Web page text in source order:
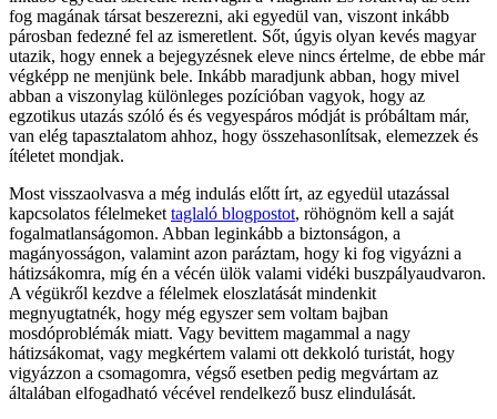
fog magának társat beszerezni, aki egyedül van, viszont inkább
párosban fedezné fel az ismeretlent. Sőt, úgyis olyan kevés magyar
utazik, hogy ennek a bejegyzésnek eleve nincs értelme, de ebbe már
végképp ne menjünk bele. Inkább maradjunk abban, hogy mivel
abban a viszonylag különleges pozícióban vagyok, hogy az
egzotikus utazás szóló és és vegyespáros módját is próbáltam már,
van elég tapasztalatom ahhoz, hogy összehasonlítsak, elemezzek és
ítéletet mondjak.
Most visszaolvasva a még indulás előtt írt, az egyedül utazással
kapcsolatos félelmeket taglaló blogpostot, röhögnöm kell a saját
fogalmatlanságomon. Abban leginkább a biztonságon, a
magányosságon, valamint azon paráztam, hogy ki fog vigyázni a
hátizsákomra, míg én a vécén ülök valami vidéki buszpályaudvaron.
A végükről kezdve a félelmek eloszlatását mindenkit
megnyugtatnék, hogy még egyszer sem voltam bajban
mosdóproblémák miatt. Vagy bevittem magammal a nagy
hátizsákomat, vagy megkértem valami ott dekkoló turistát, hogy
vigyázzon a csomagomra, végső esetben pedig megvártam az
általában elfogadható vécével rendelkező busz elindulását.